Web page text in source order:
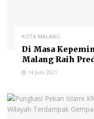
KOTA MALANG
Di Masa
Malang Raih
14 Juni 2021